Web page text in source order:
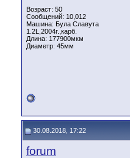
Возраст: 50
Сообщений: 10,012
Машина: Була Славута
1.2L,2004г.,карб.
Длина: 177900мкм
Диаметр: 45мм
30.08.2018, 17:22
forum